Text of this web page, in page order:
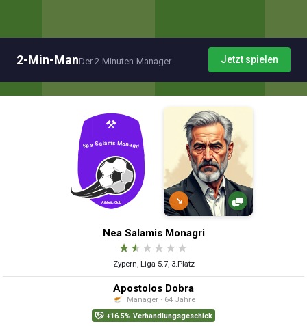
2-Min-ManDer 2-Minuten-Manager Jetzt spielen
↘
Nea Salamis Monagri
★★ ★ ★ ★ ★
Zypern, Liga 5.7, 3.Platz
Apostolos Dobra
Manager · 64 Jahre
+16.5% Verhandlungsgeschick